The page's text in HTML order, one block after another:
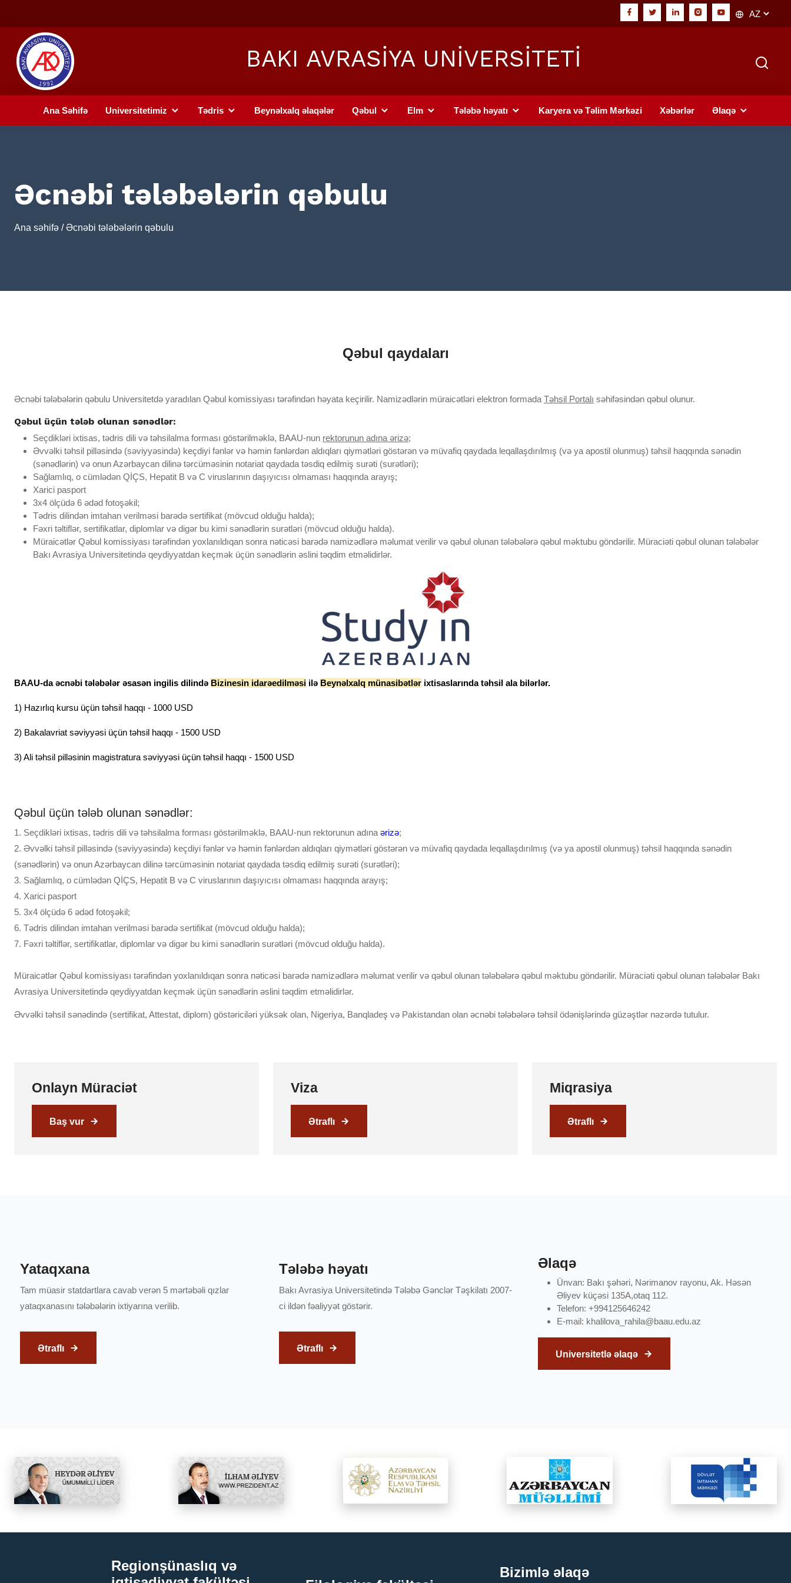
BAKI AVRASİYA UNİVERSİTETİ
Ana Səhifə Universitetimiz Tədris Beynəlxalq əlaqələr Qəbul Elm Tələbə həyatı Karyera və Təlim Mərkəzi Xəbərlər Əlaqə
Əcnəbi tələbələrin qəbulu
Ana səhifə / Əcnəbi tələbələrin qəbulu
Qəbul qaydaları
Əcnəbi tələbələrin qəbulu Universitetdə yaradılan Qəbul komissiyası tərəfindən həyata keçirilir. Namizədlərin müraicətləri elektron formadaTəhsil Portalı səhifəsindən qəbul olunur.
Qəbul üçün tələb olunan sənədlər:
Seçdikləri ixtisas, tədris dili və təhsilalma forması göstərilməklə, BAAU-nun rektorunun adına ərizə;
Əvvəlki təhsil pilləsində (səviyyəsində) keçdiyi fənlər və həmin fənlərdən aldıqları qiymətləri göstərən və müvafiq qaydada leqallaşdırılmış (və ya apostil olunmuş) təhsil haqqında sənədin
(sənədlərin) və onun Azərbaycan dilinə tərcüməsinin notariat qaydada təsdiq edilmiş surəti (surətləri);
Sağlamlıq, o cümlədən QİÇS, Hepatit B və C viruslarının daşıyıcısı olmaması haqqında arayış;
Xarici pasport
3x4 ölçüdə 6 ədəd fotoşəkil;
Tədris dilindən imtahan verilməsi barədə sertifikat (mövcud olduğu halda);
Fəxri təltiflər, sertifikatlar, diplomlar və digər bu kimi sənədlərin surətləri (mövcud olduğu halda).
Müraicətlər Qəbul komissiyası tərəfindən yoxlanıldıqan sonra nəticəsi barədə namizədlərə məlumat verilir və qəbul olunan tələbələrə qəbul məktubu göndərilir. Müraciəti qəbul olunan tələbələr
Bakı Avrasiya Universitetində qeydiyyatdan keçmək üçün sənədlərin əslini təqdim etməlidirlər.
BAAU-da əcnəbi tələbələr əsasən ingilis dilində Bizinesin idarəedilməsi ilə Beynəlxalq münasibətlər ixtisaslarında təhsil ala bilərlər.
1) Hazırlıq kursu üçün təhsil haqqı - 1000 USD
2) Bakalavriat səviyyəsi üçün təhsil haqqı - 1500 USD
3) Ali təhsil pilləsinin magistratura səviyyəsi üçün təhsil haqqı - 1500 USD
Qəbul üçün tələb olunan sənədlər:
1. Seçdikləri ixtisas, tədris dili və təhsilalma forması göstərilməklə, BAAU-nun rektorunun adınaərizə;
2. Əvvəlki təhsil pilləsində (səviyyəsində) keçdiyi fənlər və həmin fənlərdən aldıqları qiymətləri göstərən və müvafiq qaydada leqallaşdırılmış (və ya apostil olunmuş) təhsil haqqında sənədin
(sənədlərin) və onun Azərbaycan dilinə tərcüməsinin notariat qaydada təsdiq edilmiş surəti (surətləri);
3. Sağlamlıq, o cümlədən QİÇS, Hepatit B və C viruslarının daşıyıcısı olmaması haqqında arayış;
4. Xarici pasport
5. 3x4 ölçüdə 6 ədəd fotoşəkil;
6. Tədris dilindən imtahan verilməsi barədə sertifikat (mövcud olduğu halda);
7. Fəxri təltiflər, sertifikatlar, diplomlar və digər bu kimi sənədlərin surətləri (mövcud olduğu halda).
Müraicətlər Qəbul komissiyası tərəfindən yoxlanıldıqan sonra nəticəsi barədə namizədlərə məlumat verilir və qəbul olunan tələbələrə qəbul məktubu göndərilir. Müraciəti qəbul olunan tələbələr Bakı
Avrasiya Universitetində qeydiyyatdan keçmək üçün sənədlərin əslini təqdim etməlidirlər.
Əvvəlki təhsil sənədində (sertifikat, Attestat, diplom) göstəriciləri yüksək olan, Nigeriya, Banqladeş və Pakistandan olan əcnəbi tələbələrə təhsil ödənişlərində güzəştlər nəzərdə tutulur.
Onlayn Müraciət
Baş vur
Viza
Ətraflı
Miqrasiya
Ətraflı
Yataqxana
Tam müasir statdartlara cavab verən 5 mərtəbəli qızlar
yataqxanasını tələbələrin ixtiyarına verilib.
Ətraflı
Tələbə həyatı
Bakı Avrasiya Universitetində Tələbə Gənclər Təşkilatı 2007-
ci ildən fəaliyyət göstərir.
Ətraflı
Əlaqə
Ünvan: Bakı şəhəri, Nərimanov rayonu, Ak. Həsən
Əliyev küçəsi 135A,otaq 112.
Telefon: +994125646242
E-mail: khalilova_rahila@baau.edu.az
Universitetlə əlaqə
Regionşünaslıq və
Bizimlə əlaqə